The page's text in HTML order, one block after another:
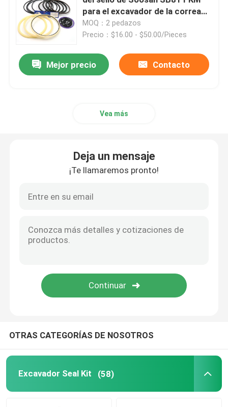
Excavador Seal Kit
equipo del sello del jcb
Sello de aceite hidráulico
Anillo hidráulico del desgaste
Piezas del motor de la pompa hydráulica
para el excavador de la correa
eslabonada
MOQ：2 pedazos
Precio：$16.00 - $50.00/Pieces
Mejor precio Contacto
Vea más
Deja un mensaje
¡Te llamaremos pronto!
OTRAS CATEGORÍAS DE NOSOTROS
Excavador Seal Kit (58)